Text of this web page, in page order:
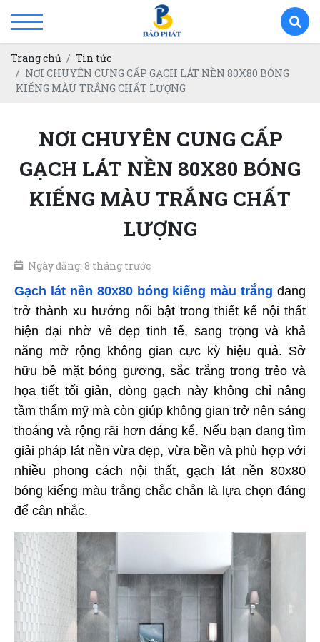
Trang chủ
Tin tức
NƠI CHUYÊN CUNG CẤP GẠCH LÁT NỀN 80X80 BÓNG
KIẾNG MÀU TRẮNG CHẤT LƯỢNG
NƠI CHUYÊN CUNG CẤP
GẠCH LÁT NỀN 80X80 BÓNG
KIẾNG MÀU TRẮNG CHẤT
LƯỢNG
Ngày đăng: 8 tháng trước
Gạch lát nền 80x80 bóng kiếng màu trắng đang
trở thành xu hướng nổi bật trong thiết kế nội thất
hiện đại nhờ vẻ đẹp tinh tế, sang trọng và khả
năng mở rộng không gian cực kỳ hiệu quả. Sở
hữu bề mặt bóng gương, sắc trắng trong trẻo và
họa tiết tối giản, dòng gạch này không chỉ nâng
tầm thẩm mỹ mà còn giúp không gian trở nên sáng
thoáng và rộng rãi hơn đáng kể. Nếu bạn đang tìm
giải pháp lát nền vừa đẹp, vừa bền và phù hợp với
nhiều phong cách nội thất, gạch lát nền 80x80
bóng kiếng màu trắng chắc chắn là lựa chọn đáng
để cân nhắc.